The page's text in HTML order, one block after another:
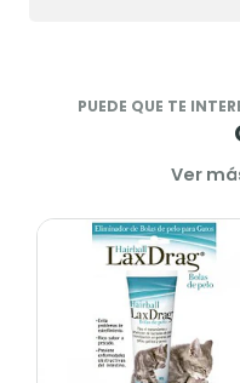
PUEDE QUE TE
Ver